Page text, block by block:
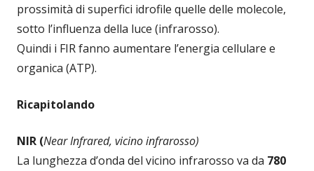
prossimità di superfici idrofile quelle delle molecole,
sotto l’influenza della luce (infrarosso).
Quindi i FIR fanno aumentare l’energia cellulare e
organica (ATP).
Ricapitolando
NIR (Near Infrared, vicino infrarosso)
La lunghezza d’onda del vicino infrarosso va da 780